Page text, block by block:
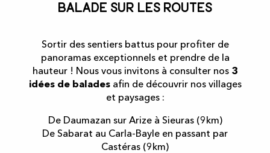
Balade sur les routes
Sortir des sentiers battus pour profiter de
panoramas exceptionnels et prendre de la
hauteur ! Nous vous invitons à consulter nos 3
idées de baladesafin de découvrir nos villages
et paysages :
De Daumazan sur Arize à Sieuras (9km)
De Sabarat au Carla-Bayle en passant par
Castéras (9km)